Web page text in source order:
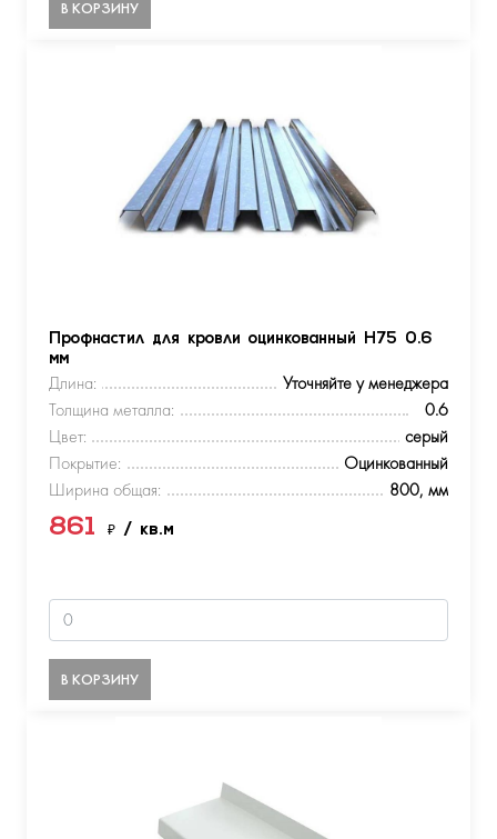
В КОРЗИНУ
Профнастил для кровли оцинкованный Н75 0.6
мм
Длина:
Уточняйте у менеджера
Толщина металла:
0.6
Цвет:
серый
Покрытие:
Оцинкованный
Ширина общая:
800, мм
861 ₽ / кв.м
В КОРЗИНУ